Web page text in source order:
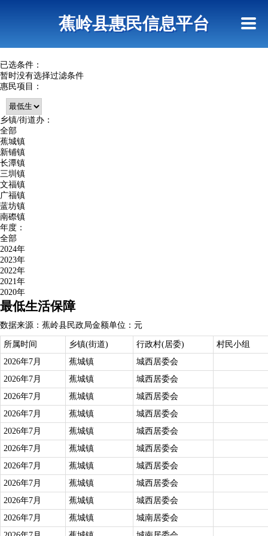
蕉岭县惠民信息平台
已选条件：
暂时没有选择过滤条件
惠民项目：
乡镇/街道办：
全部
蕉城镇
新铺镇
长潭镇
三圳镇
文福镇
广福镇
蓝坊镇
南磜镇
年度：
全部
2024年
2023年
2022年
2021年
2020年
最低生活保障
数据来源：蕉岭县民政局金额单位：元
所属时间 乡镇(街道) 行政村(居委)
村民小组
2026年7月
蕉城镇
城西居委会
2026年7月
蕉城镇
城西居委会
2026年7月
蕉城镇
城西居委会
2026年7月
蕉城镇
城西居委会
2026年7月
蕉城镇
城西居委会
2026年7月
蕉城镇
城西居委会
2026年7月
蕉城镇
城西居委会
2026年7月
蕉城镇
城西居委会
2026年7月
蕉城镇
城西居委会
2026年7月
蕉城镇
城南居委会